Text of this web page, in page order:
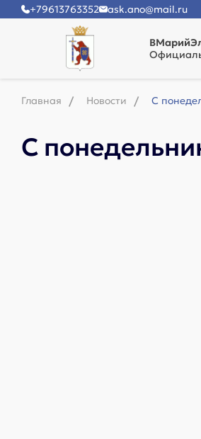
+79613763352 ask.ano@mail.ru
Главная Новости С
С